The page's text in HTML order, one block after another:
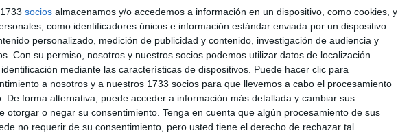
socios almacenamos y/o accedemos a información en un dispositivo, como cookies, y
como identificadores únicos e información estándar enviada por un dispositivo
personalizado, medición de publicidad y contenido, investigación de audiencia y
Con su permiso, nosotros y nuestros socios podemos utilizar datos de localización
mediante las características de dispositivos. Puede hacer clic para
a nosotros y a nuestros 1733 socios para que llevemos a cabo el procesamiento
De forma alternativa, puede acceder a información más detallada y cambiar sus
otorgar o negar su consentimiento. Tenga en cuenta que algún procesamiento de sus
no requerir de su consentimiento, pero usted tiene el derecho de rechazar tal
muriendo en el camino. Al menos ha logrado
se cuente que no todo va bien. En el momento en
en las redes de quienes están intentando matar
firmes defensores.